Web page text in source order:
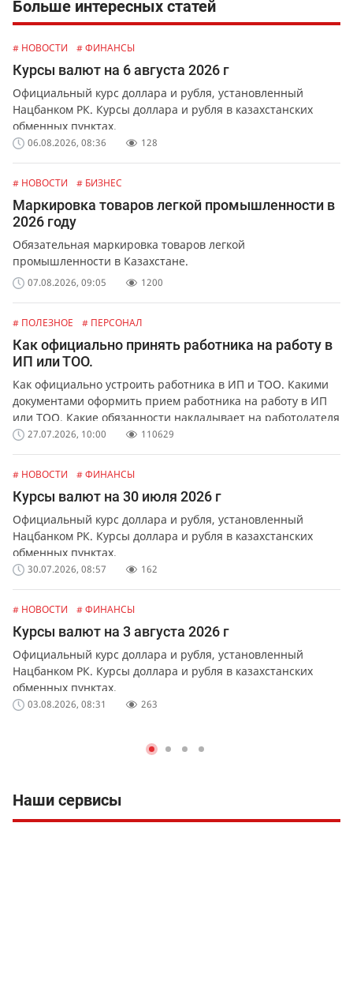
Больше интересных статей
# НОВОСТИ # ФИНАНСЫ
Курсы валют на 6 августа 2026 г
Официальный курс доллара и рубля, установленный
Нацбанком РК. Курсы доллара и рубля в казахстанских
обменных пунктах.
06.08.2026, 08:36 128
# НОВОСТИ # БИЗНЕС
Маркировка товаров легкой промышленности в
2026 году
Обязательная маркировка товаров легкой
промышленности в Казахстане.
07.08.2026, 09:05 1200
# ПОЛЕЗНОЕ # ПЕРСОНАЛ
Как официально принять работника на работу в
ИП или ТОО.
Как официально устроить работника в ИП и ТОО. Какими
документами оформить прием работника на работу в ИП
или ТОО. Какие обязанности накладывает на работодателя
официальное оформление работников.
27.07.2026, 10:00 110629
# НОВОСТИ # ФИНАНСЫ
Курсы валют на 30 июля 2026 г
Официальный курс доллара и рубля, установленный
Нацбанком РК. Курсы доллара и рубля в казахстанских
обменных пунктах.
30.07.2026, 08:57 162
# НОВОСТИ # ФИНАНСЫ
Курсы валют на 3 августа 2026 г
Официальный курс доллара и рубля, установленный
Нацбанком РК. Курсы доллара и рубля в казахстанских
обменных пунктах.
03.08.2026, 08:31 263
Наши сервисы